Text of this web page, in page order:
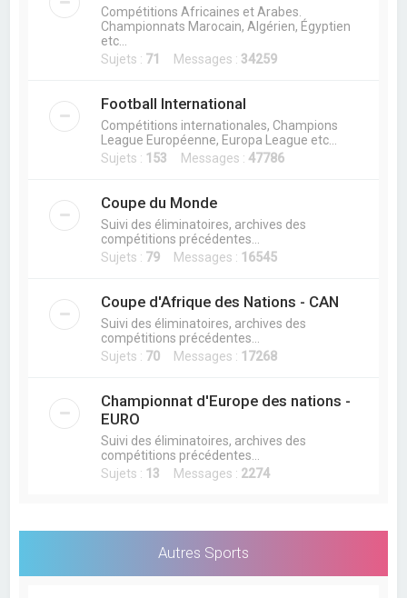
Compétitions Africaines et Arabes.
Championnats Marocain, Algérien, Égyptien
etc...
Sujets : 71 Messages : 34259
Football International
Compétitions internationales, Champions
League Européenne, Europa League etc...
Sujets : 153 Messages :47786
Coupe du Monde
Suivi des éliminatoires, archives des
compétitions précédentes...
Sujets : 79 Messages : 16545
Coupe d'Afrique des Nations - CAN
Suivi des éliminatoires, archives des
compétitions précédentes...
Sujets : 70 Messages : 17268
Championnat d'Europe des nations -
EURO
Suivi des éliminatoires, archives des
compétitions précédentes...
Sujets : 13 Messages : 2274
Autres Sports